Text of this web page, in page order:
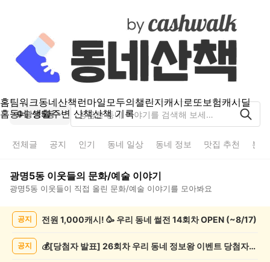
홈팀워크동네산책런마일모두의챌린지캐시로또보험캐시딜
홈동네 생활주변 산책산책 기록
광명5동
전체글 공지 인기 동네 일상 동네 정보 맛집 추천 분
광명5동 이웃들의 문화/예술 이야기
광명5동 이웃들이 직접 올린 문화/예술 이야기를 모아봐요
공지 전원 1,000캐시! 🥳 우리 동네 썰전 14회차 OPEN (~8/17)
공지 💰[당첨자 발표] 26회차 우리 동네 정보왕 이벤트 당첨자를 발표합니다!